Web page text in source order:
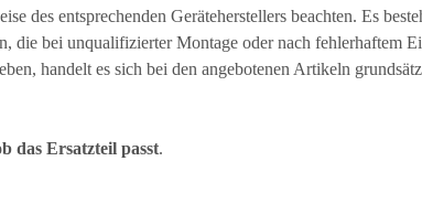
des entsprechenden Geräteherstellers beachten. Es
die bei unqualifizierter Montage oder nach fehlerhaftem
handelt es sich bei den angebotenen Artikeln
das Ersatzteil passt.